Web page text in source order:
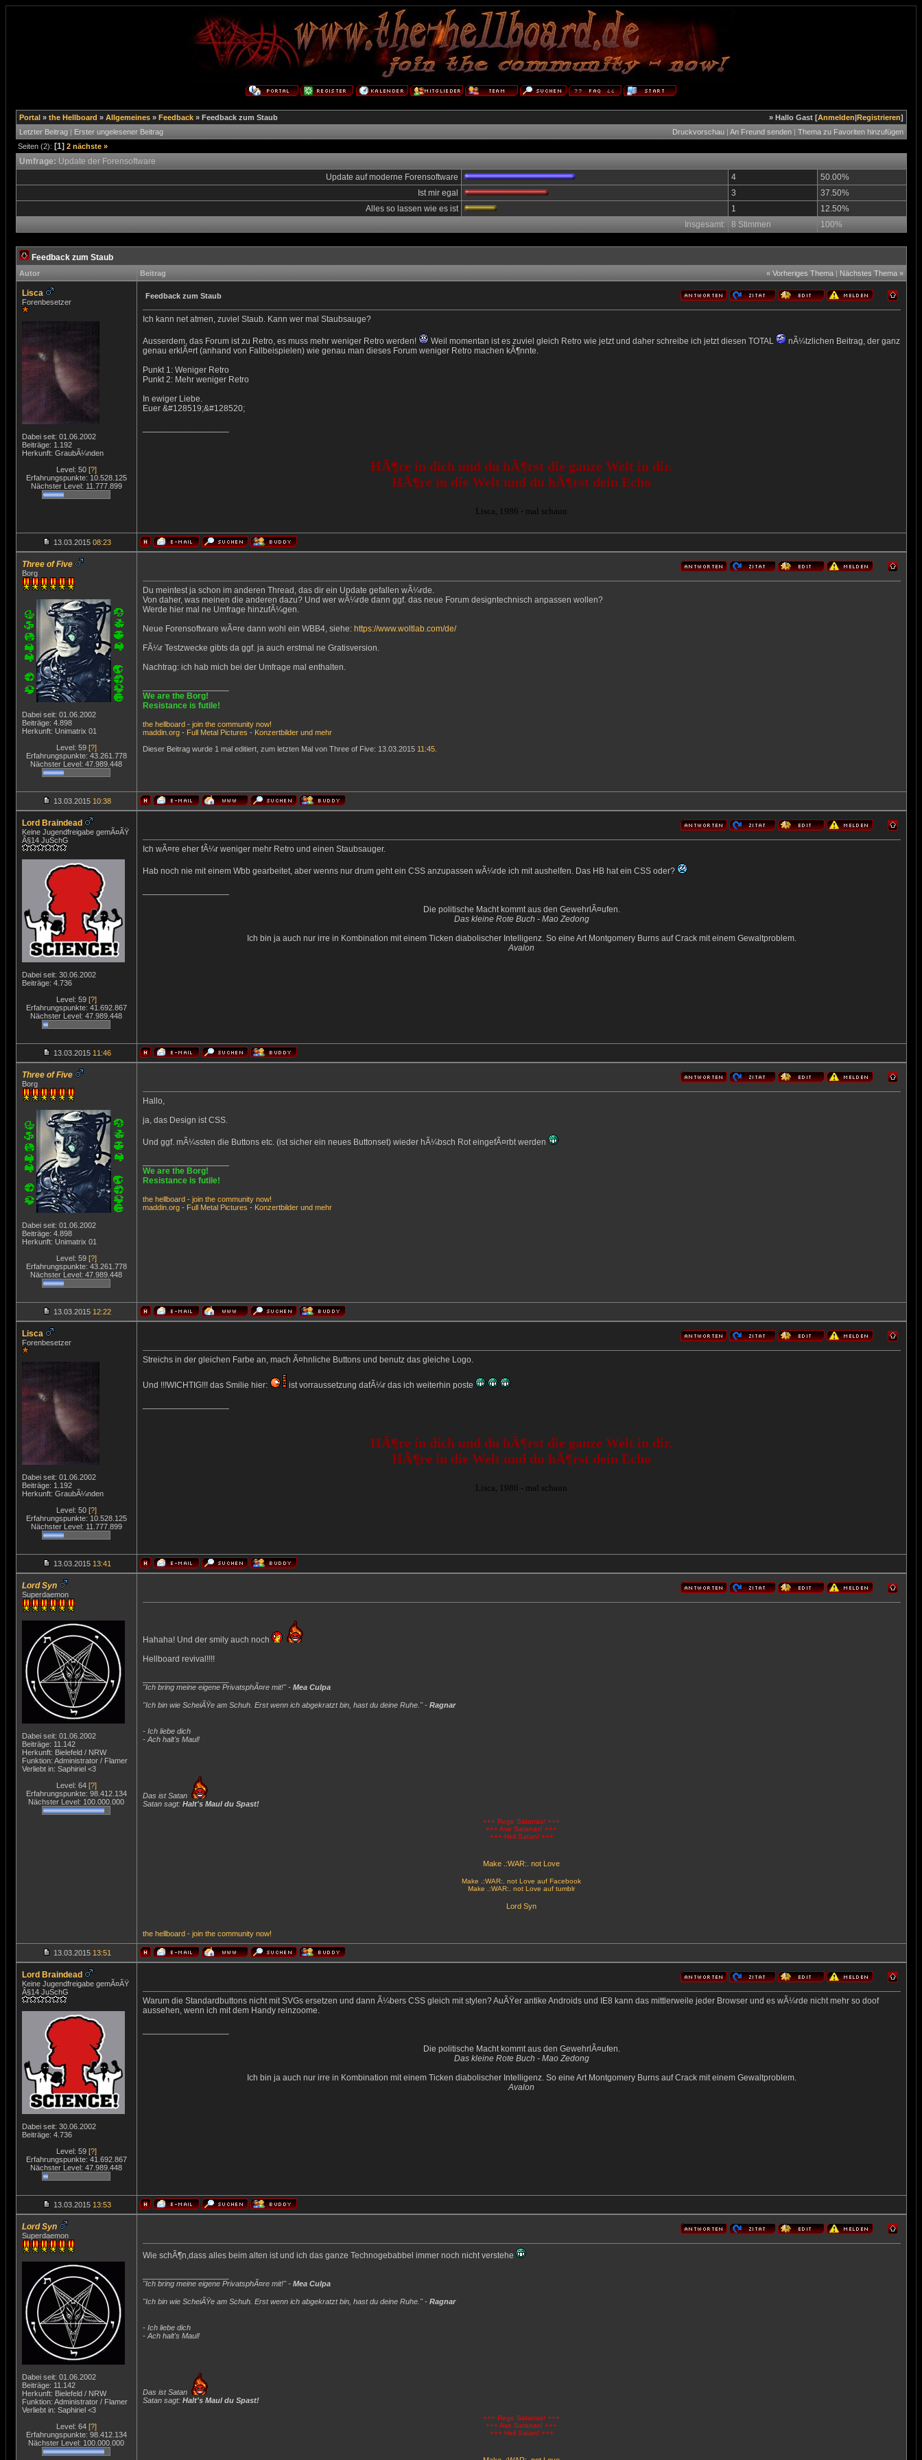
Portal» the Hellboard » Allgemeines» Feedback» Feedback zum Staub » Hallo Gast [Anmelden|Registrieren]
Letzter Beitrag| Erster ungelesener Beitrag Druckvorschau| An Freund senden| Thema zu Favoriten hinzufügen
Seiten (2): [1] 2 nächste »
Umfrage: Update der Forensoftware
Update auf moderne Forensoftware
4
50.00%
Ist mir egal
3
37.50%
Alles so lassen wie es ist
1
12.50%
Insgesamt:
8 Stimmen 100%
Feedback zum Staub
Autor Beitrag « Vorheriges Thema| Nächstes Thema »
Lisca
Forenbesetzer
Dabei seit: 01.06.2002
Beiträge: 1.192
Herkunft: GraubÃ¼nden
Level: 50 [?]
Erfahrungspunkte: 10.528.125
Nächster Level: 11.777.899
Feedback zum Staub
Ich kann net atmen, zuviel Staub. Kann wer mal Staubsauge?
Ausserdem, das Forum ist zu Retro, es muss mehr weniger Retro werden! Weil momentan ist es zuviel gleich Retro wie jetzt und daher schreibe ich jetzt diesen TOTAL
nÃ¼tzlichen Beitrag, der ganz
genau erklÃ¤rt (anhand von Fallbeispielen) wie genau man dieses Forum weniger Retro machen kÃ¶nnte.
Punkt 1: Weniger Retro
Punkt 2: Mehr weniger Retro
In ewiger Liebe.
Euer &#128519;&#128520;
HÃ¶re in dich und du hÃ¶rst die ganze Welt in dir.
HÃ¶re in die Welt und du hÃ¶rst dein Echo
Lisca, 1986 - mal schaun
13.03.2015 08:23
Three of Five
Borg
Dabei seit: 01.06.2002
Beiträge: 4.898
Herkunft: Unimatrix 01
Level: 59 [?]
Erfahrungspunkte: 43.261.778
Nächster Level: 47.989.448
Du meintest ja schon im anderen Thread, das dir ein Update gefallen wÃ¼rde.
Von daher, was meinen die anderen dazu? Und wer wÃ¼rde dann ggf. das neue Forum designtechnisch anpassen wollen?
Werde hier mal ne Umfrage hinzufÃ¼gen.
Neue Forensoftware wÃ¤re dann wohl ein WBB4, siehe: https://www.woltlab.com/de/
FÃ¼r Testzwecke gibts da ggf. ja auch erstmal ne Gratisversion.
Nachtrag: ich hab mich bei der Umfrage mal enthalten.
We are the Borg!
Resistance is futile!
the hellboard- join the community now!
maddin.org- Full Metal Pictures - Konzertbilder und mehr
Dieser Beitrag wurde 1 mal editiert, zum letzten Mal von Three of Five: 13.03.2015 11:45.
13.03.2015 10:38
Lord Braindead
Keine Jugendfreigabe gemÃ¤ÃŸ
Â§14 JuSchG
Dabei seit: 30.06.2002
Beiträge: 4.736
Level: 59 [?]
Erfahrungspunkte: 41.692.867
Nächster Level: 47.989.448
Ich wÃ¤re eher fÃ¼r weniger mehr Retro und einen Staubsauger.
Hab noch nie mit einem Wbb gearbeitet, aber wenns nur drum geht ein CSS anzupassen wÃ¼rde ich mit aushelfen. Das HB hat ein CSS oder?
Die politische Macht kommt aus den GewehrlÃ¤ufen.
Das kleine Rote Buch - Mao Zedong
Ich bin ja auch nur irre in Kombination mit einem Ticken diabolischer Intelligenz. So eine Art Montgomery Burns auf Crack mit einem Gewaltproblem.
Avalon
13.03.2015 11:46
Three of Five
Borg
Dabei seit: 01.06.2002
Beiträge: 4.898
Herkunft: Unimatrix 01
Level: 59 [?]
Erfahrungspunkte: 43.261.778
Nächster Level: 47.989.448
Hallo,
ja, das Design ist CSS.
Und ggf. mÃ¼ssten die Buttons etc. (ist sicher ein neues Buttonset) wieder hÃ¼bsch Rot eingefÃ¤rbt werden
We are the Borg!
Resistance is futile!
the hellboard- join the community now!
maddin.org- Full Metal Pictures - Konzertbilder und mehr
13.03.2015 12:22
Lisca
Forenbesetzer
Dabei seit: 01.06.2002
Beiträge: 1.192
Herkunft: GraubÃ¼nden
Level: 50 [?]
Erfahrungspunkte: 10.528.125
Nächster Level: 11.777.899
Streichs in der gleichen Farbe an, mach Ã¤hnliche Buttons und benutz das gleiche Logo.
Und !!!WICHTIG!!! das Smilie hier:
ist vorraussetzung dafÃ¼r das ich weiterhin poste
HÃ¶re in dich und du hÃ¶rst die ganze Welt in dir.
HÃ¶re in die Welt und du hÃ¶rst dein Echo
Lisca, 1986 - mal schaun
13.03.2015 13:41
Lord Syn
Superdaemon
Dabei seit: 01.06.2002
Beiträge: 11.142
Herkunft: Bielefeld / NRW
Funktion: Administrator / Flamer
Verliebt in: Saphiriel <3
Level: 64 [?]
Erfahrungspunkte: 98.412.134
Nächster Level: 100.000.000
Hahaha! Und der smily auch noch
Hellboard revival!!!!
"Ich bring meine eigene PrivatsphÃ¤re mit!" - Mea Culpa
"Ich bin wie ScheiÃŸe am Schuh. Erst wenn ich abgekratzt bin, hast du deine Ruhe." - Ragnar
- Ich liebe dich
- Ach halt's Maul!
Das ist Satan
Satan sagt: Halt's Maul du Spast!
+++ Rege Satanas! +++
+++ Ave Satanas! +++
+++ Heil Satan! +++
Make .:WAR:. not Love
Make .:WAR:. not Love auf Facebook
Make .:WAR:. not Love auf tumblr
Lord Syn
the hellboard- join the community now!
13.03.2015 13:51
Lord Braindead
Keine Jugendfreigabe gemÃ¤ÃŸ
Â§14 JuSchG
Dabei seit: 30.06.2002
Beiträge: 4.736
Level: 59 [?]
Erfahrungspunkte: 41.692.867
Nächster Level: 47.989.448
Warum die Standardbuttons nicht mit SVGs ersetzen und dann Ã¼bers CSS gleich mit stylen? AuÃŸer antike Androids und IE8 kann das mittlerweile jeder Browser und es wÃ¼rde nicht mehr so doof
aussehen, wenn ich mit dem Handy reinzoome.
Die politische Macht kommt aus den GewehrlÃ¤ufen.
Das kleine Rote Buch - Mao Zedong
Ich bin ja auch nur irre in Kombination mit einem Ticken diabolischer Intelligenz. So eine Art Montgomery Burns auf Crack mit einem Gewaltproblem.
Avalon
13.03.2015 13:53
Lord Syn
Superdaemon
Dabei seit: 01.06.2002
Beiträge: 11.142
Herkunft: Bielefeld / NRW
Funktion: Administrator / Flamer
Verliebt in: Saphiriel <3
Level: 64 [?]
Erfahrungspunkte: 98.412.134
Nächster Level: 100.000.000
Wie schÃ¶n,dass alles beim alten ist und ich das ganze Technogebabbel immer noch nicht verstehe
"Ich bring meine eigene PrivatsphÃ¤re mit!" - Mea Culpa
"Ich bin wie ScheiÃŸe am Schuh. Erst wenn ich abgekratzt bin, hast du deine Ruhe." - Ragnar
- Ich liebe dich
- Ach halt's Maul!
Das ist Satan
Satan sagt: Halt's Maul du Spast!
+++ Rege Satanas! +++
+++ Ave Satanas! +++
+++ Heil Satan! +++